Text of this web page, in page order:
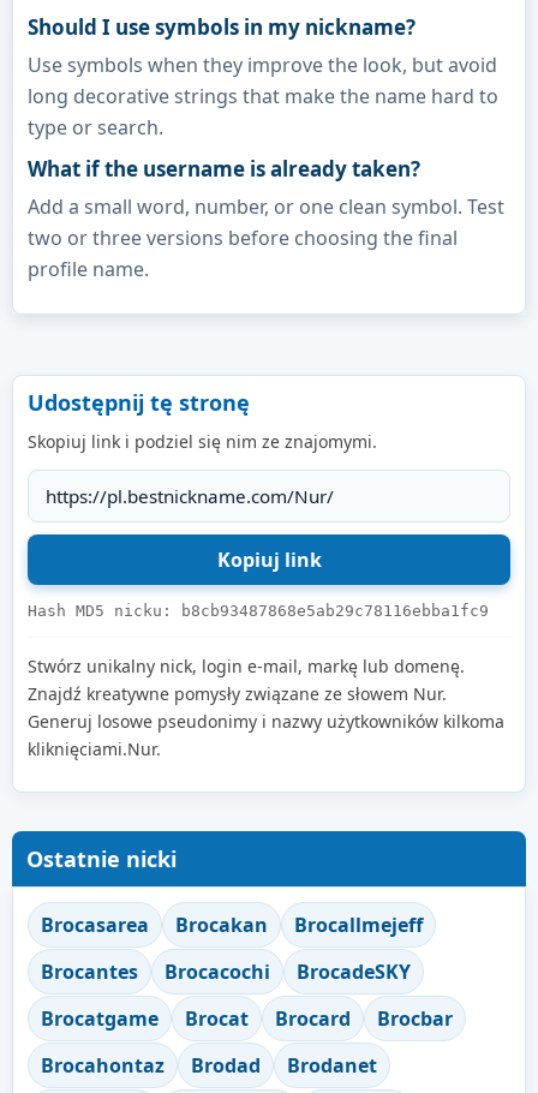
Should I use symbols in my nickname?
Use symbols when they improve the look, but avoid
long decorative strings that make the name hard to
type or search.
What if the username is already taken?
Add a small word, number, or one clean symbol. Test
two or three versions before choosing the final
profile name.
Udostępnij tę stronę
Skopiuj link i podziel się nim ze znajomymi.
Hash MD5 nicku: b8cb93487868e5ab29c78116ebba1fc9
Stwórz unikalny nick, login e-mail, markę lub domenę.
Znajdź kreatywne pomysły związane ze słowem Nur.
Generuj losowe pseudonimy i nazwy użytkowników kilkoma
kliknięciami.Nur.
Ostatnie nicki
Brocasarea Brocakan
Brocallmejeff
Brocantes
Brocacochi
BrocadeSKY
Brocatgame
Brocat Brocard
Brocbar
Brocahontaz
Brodad
Brodanet